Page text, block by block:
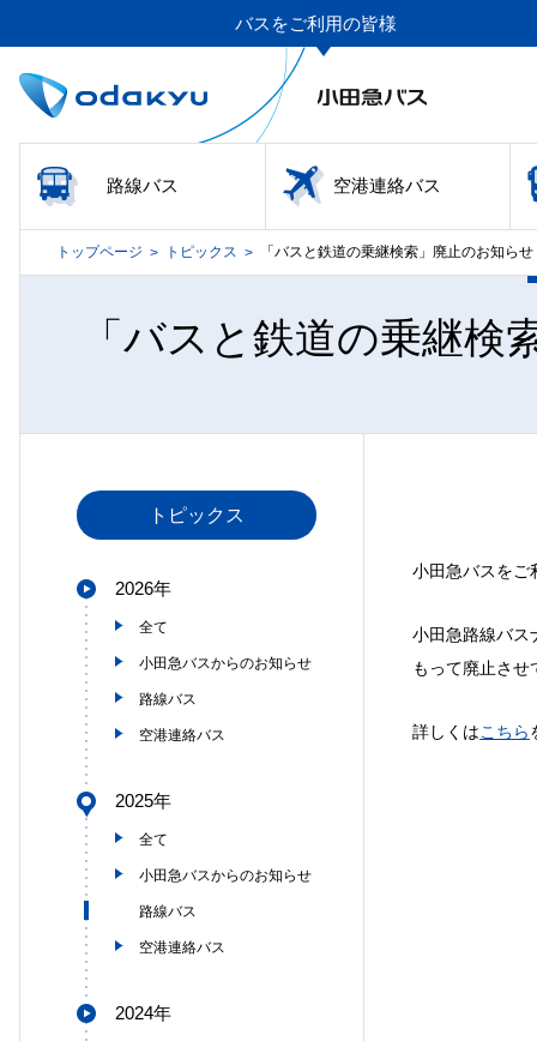
バスをご利用の皆様
路線バス 空港連絡バス
トップページ > トピックス > 「バスと鉄道の乗継検索」廃止のお知ら
「バスと鉄道の乗継
小田急バスをご
小田急路線バス
もって廃止させ
詳しくはこちら
トピックス
2026年
全て
小田急バスからのお知らせ
路線バス
空港連絡バス
2025年
全て
小田急バスからのお知らせ
路線バス
空港連絡バス
2024年